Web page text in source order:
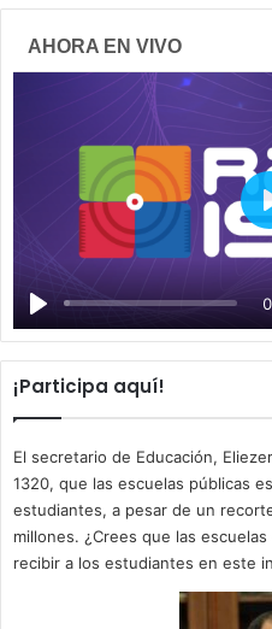
AHORA EN VIVO
a
¡Participa aquí!
El secretario de Educación,
1320, que las escuelas públicas
estudiantes, a pesar de un
millones. ¿Crees que las
recibir a los estudiantes en este